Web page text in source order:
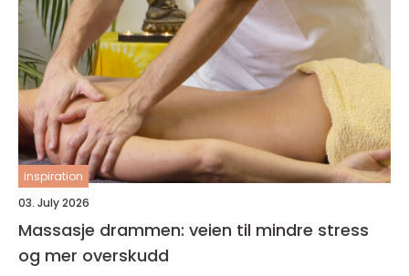
inspiration
03. July 2026
Massasje drammen: veien til mindre stress
og mer overskudd